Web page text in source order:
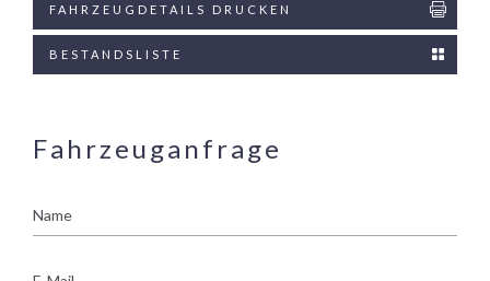
FAHRZEUGDETAILS DRUCKEN
BESTANDSLISTE
Fahrzeuganfrage